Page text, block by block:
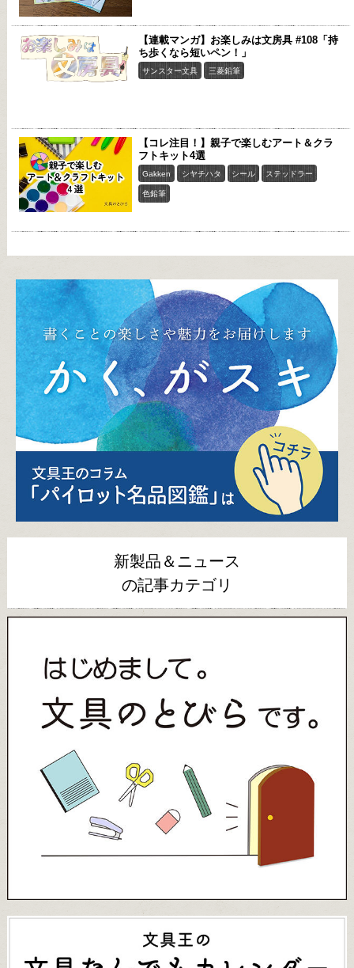
【連載マンガ】お楽しみは文房具 #108「持
ち歩くなら短いペン！」
サンスター文具 三菱鉛筆
【コレ注目！】親子で楽しむアート＆クラ
フトキット4選
Gakken シヤチハタ シール ステッドラー
色鉛筆
新製品＆ニュース
の記事カテゴリ